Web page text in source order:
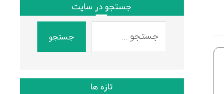
جستجو در سایت
جستجو
تازه ها